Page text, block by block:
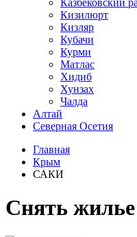
Казбековский
Кизилюрт
Кизляр
Кубачи
Курми
Матлас
Хидиб
Хунзах
Чалда
Алтай
Северная Осетия
Главная
Крым
САКИ
Снять